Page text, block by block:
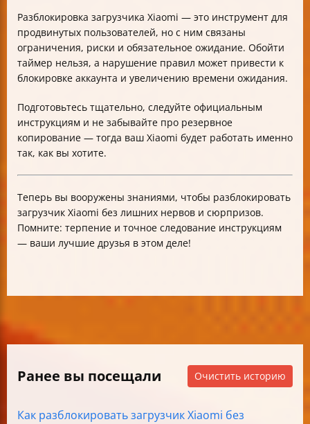
Разблокировка загрузчика Xiaomi — это инструмент для
продвинутых пользователей, но с ним связаны
ограничения, риски и обязательное ожидание. Обойти
таймер нельзя, а нарушение правил может привести к
блокировке аккаунта и увеличению времени ожидания.
Подготовьтесь тщательно, следуйте официальным
инструкциям и не забывайте про резервное
копирование — тогда ваш Xiaomi будет работать именно
так, как вы хотите.
Теперь вы вооружены знаниями, чтобы разблокировать
загрузчик Xiaomi без лишних нервов и сюрпризов.
Помните: терпение и точное следование инструкциям
— ваши лучшие друзья в этом деле!
Ранее вы посещали Очистить историю
Как разблокировать загрузчик Xiaomi без